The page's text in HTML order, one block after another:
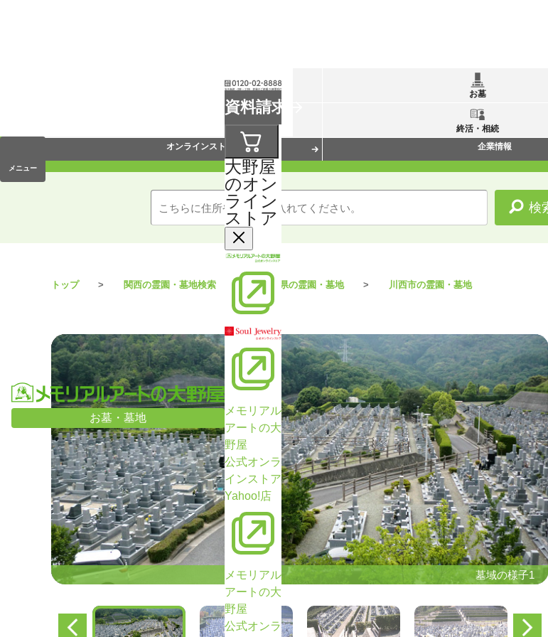
お墓・墓地
資料請求
大野屋
のオン
ライン
ストア
メモリアル
アートの大
野屋
公式オンラ
インストア
Yahoo!店
メモリアル
アートの大
野屋
公式オンラ
メニュー
お墓
終活・相続
オンラインストア
企業情報
トップ 関西の霊園・墓地検索 兵庫県の霊園・墓地 川西市の霊園・墓地
墓域の様子1
墓域の様子1